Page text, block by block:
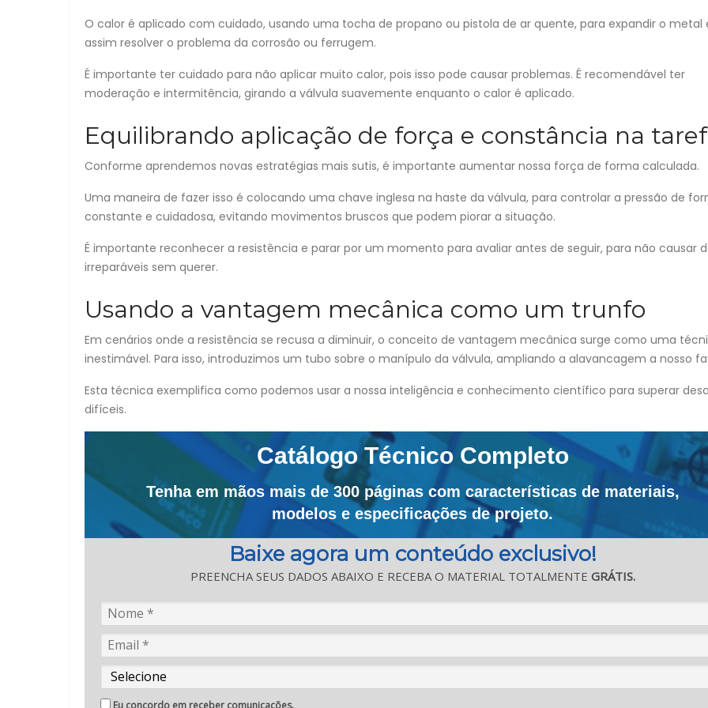
O calor é aplicado com cuidado, usando uma tocha de propano ou pistola de ar quente, para expandir o metal
assim resolver o problema da corrosão ou ferrugem.
É importante ter cuidado para não aplicar muito calor, pois isso pode causar problemas. É recomendável ter
moderação e intermitência, girando a válvula suavemente enquanto o calor é aplicado.
Equilibrando aplicação de força e constância na
Conforme aprendemos novas estratégias mais sutis, é importante aumentar nossa força de forma calculada.
Uma maneira de fazer isso é colocando uma chave inglesa na haste da válvula, para controlar a pressão de
constante e cuidadosa, evitando movimentos bruscos que podem piorar a situação.
É importante reconhecer a resistência e parar por um momento para avaliar antes de seguir, para não causar
irreparáveis sem querer.
Usando a vantagem mecânica como um trunfo
Em cenários onde a resistência se recusa a diminuir, o conceito de vantagem mecânica surge como uma
inestimável. Para isso, introduzimos um tubo sobre o manípulo da válvula, ampliando a alavancagem a nosso
Esta técnica exemplifica como podemos usar a nossa inteligência e conhecimento científico para superar
difíceis.
Catálogo Técnico Completo
Tenha em mãos mais de 300 páginas com características de materiais,
modelos e especificações de projeto.
Baixe agora um conteúdo exclusivo!
PREENCHA SEUS DADOS ABAIXO E RECEBA O MATERIAL TOTALMENTE GRÁTIS.
Eu concordo em receber comunicações.